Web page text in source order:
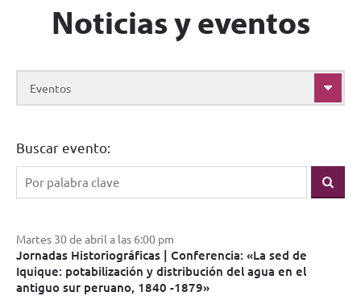
Noticias y eventos
Eventos
Buscar evento:
Martes 30 de abril a las 6:00 pm
Jornadas Historiográficas | Conferencia: «La sed de
Iquique: potabilización y distribución del agua en el
antiguo sur peruano, 1840 -1879»